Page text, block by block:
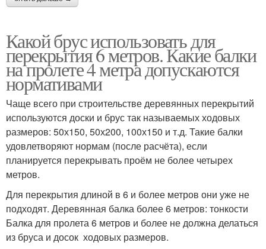
Какой брус использовать для
перекрытия 6 метров. Какие балки
на пролете 4 метра допускаются
нормативами
Чаще всего при строительстве деревянных перекрытий
используются доски и брус так называемых ходовых
размеров: 50х150, 50х200, 100х150 и т.д. Такие балки
удовлетворяют нормам (после расчёта), если
планируется перекрывать проём не более четырех
метров.
Для перекрытия длиной в 6 и более метров они уже не
подходят. Деревянная балка более 6 метров: тонкости
Балка для пролета 6 метров и более не должна делаться
из бруса и досок ходовых размеров.